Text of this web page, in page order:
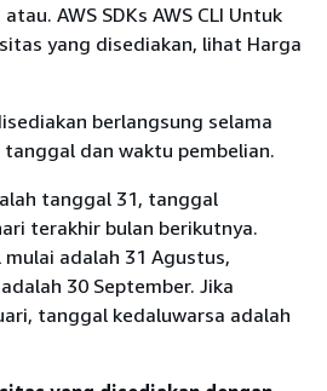
atau. AWS SDKs AWS CLI Untuk
yang disediakan, lihat Harga
berlangsung selama
dan waktu pembelian.
tanggal 31, tanggal
terakhir bulan berikutnya.
adalah 31 Agustus,
30 September. Jika
tanggal kedaluwarsa adalah